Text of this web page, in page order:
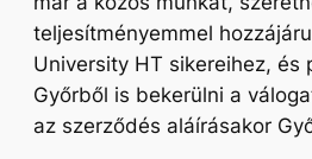
teljesítményemmel
University HT sikereihez, és
Győrből is bekerülni a
az szerződés aláírásakor